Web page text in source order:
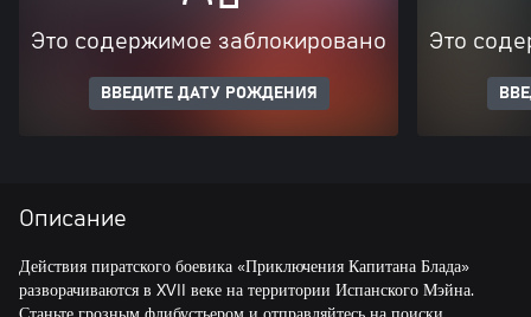
Это содержимое заблокировано
ВВЕДИТЕ ДАТУ РОЖДЕНИЯ
Это
Описание
Действия пиратского боевика «Приключения Капитана Блада»
разворачиваются в XVII веке на территории Испанского Мэйна.